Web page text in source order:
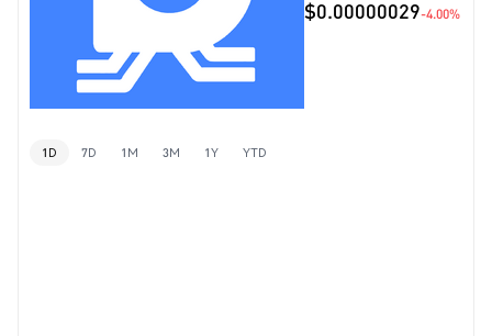
$0.00000029-4.00%
1D 7D 1M 3M 1Y YTD